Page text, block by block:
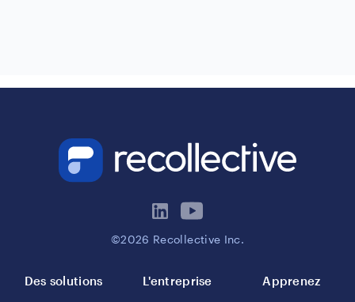
©2026 Recollective Inc.
Des solutions L'entreprise Apprenez